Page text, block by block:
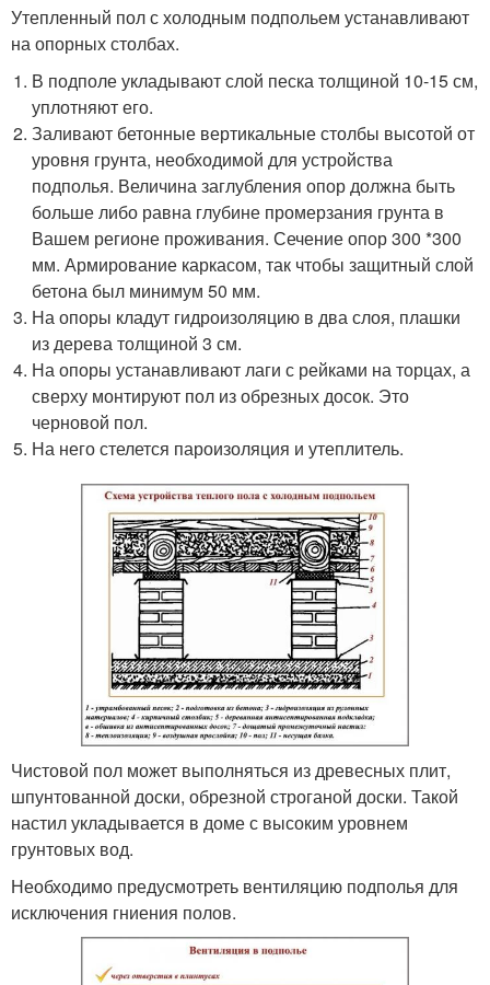
Утепленный пол с холодным подпольем устанавливают
на опорных столбах.
В подполе укладывают слой песка толщиной 10-15 см,
уплотняют его.
Заливают бетонные вертикальные столбы высотой от
уровня грунта, необходимой для устройства
подполья. Величина заглубления опор должна быть
больше либо равна глубине промерзания грунта в
Вашем регионе проживания. Сечение опор 300 *300
мм. Армирование каркасом, так чтобы защитный слой
бетона был минимум 50 мм.
На опоры кладут гидроизоляцию в два слоя, плашки
из дерева толщиной 3 см.
На опоры устанавливают лаги с рейками на торцах, а
сверху монтируют пол из обрезных досок. Это
черновой пол.
На него стелется пароизоляция и утеплитель.
Чистовой пол может выполняться из древесных плит,
шпунтованной доски, обрезной строганой доски. Такой
настил укладывается в доме с высоким уровнем
грунтовых вод.
Необходимо предусмотреть вентиляцию подполья для
исключения гниения полов.